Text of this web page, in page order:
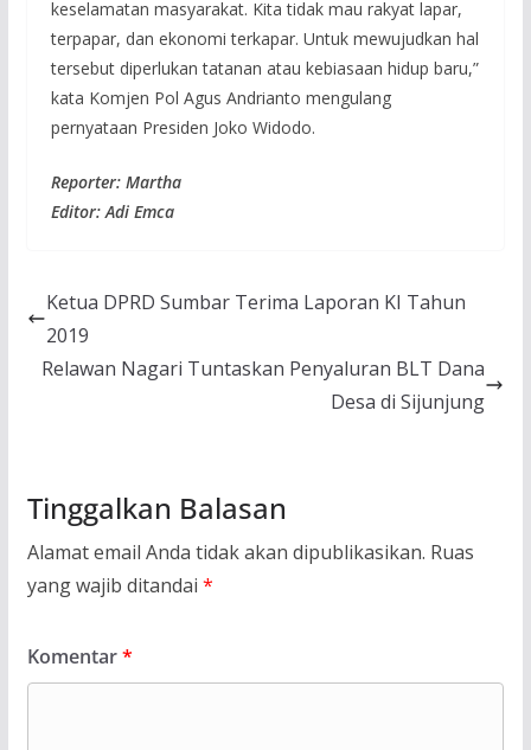
keselamatan masyarakat. Kita tidak mau rakyat lapar,
terpapar, dan ekonomi terkapar. Untuk mewujudkan hal
tersebut diperlukan tatanan atau kebiasaan hidup baru,”
kata Komjen Pol Agus Andrianto mengulang
pernyataan Presiden Joko Widodo.
Reporter: Martha
Editor: Adi Emca
Ketua DPRD Sumbar Terima Laporan KI Tahun
2019
Relawan Nagari Tuntaskan Penyaluran BLT Dana
Desa di Sijunjung
Tinggalkan Balasan
Alamat email Anda tidak akan dipublikasikan. Ruas
yang wajib ditandai *
Komentar*